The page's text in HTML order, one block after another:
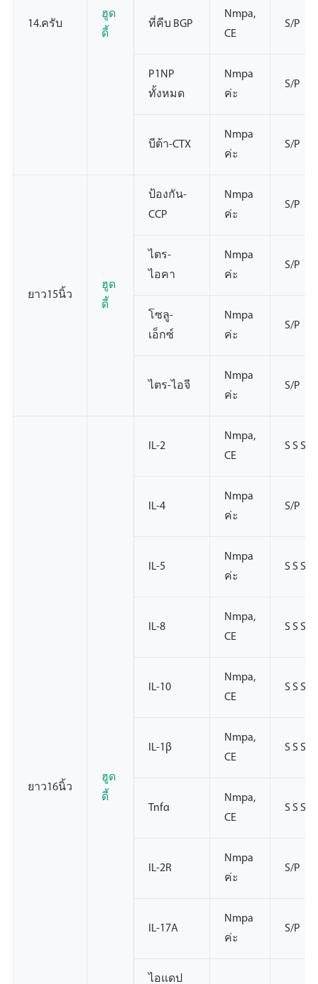
14.ครับ
ฮูด
ดี้
ที่คีบ BGP
Nmpa,
CE
S/P
P1NP
ทั้งหมด
Nmpa
ค่ะ
S/P
บีต้า-CTX
Nmpa
ค่ะ
S/P
ยาว15นิ้ว
ฮูด
ดี้
ป้องกัน-
CCP
Nmpa
ค่ะ
S/P
ไตร-
ไอคา
Nmpa
ค่ะ
S/P
โซลู-
เอ็กซ์
Nmpa
ค่ะ
S/P
ไตร-ไอจี
Nmpa
ค่ะ
S/P
ยาว16นิ้ว
ฮูด
ดี้
IL-2
Nmpa,
CE
S S S
IL-4
Nmpa
ค่ะ
S/P
IL-5
Nmpa
ค่ะ
S S S
IL-8
Nmpa,
CE
S S S
IL-10
Nmpa,
CE
S S S
IL-1β
Nmpa,
CE
S S S
Tnfα
Nmpa,
CE
S S S
IL-2R
Nmpa
ค่ะ
S/P
IL-17A
Nmpa
ค่ะ
S/P
ไอแดป